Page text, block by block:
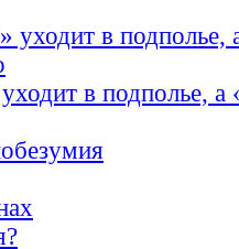
в подполье, а